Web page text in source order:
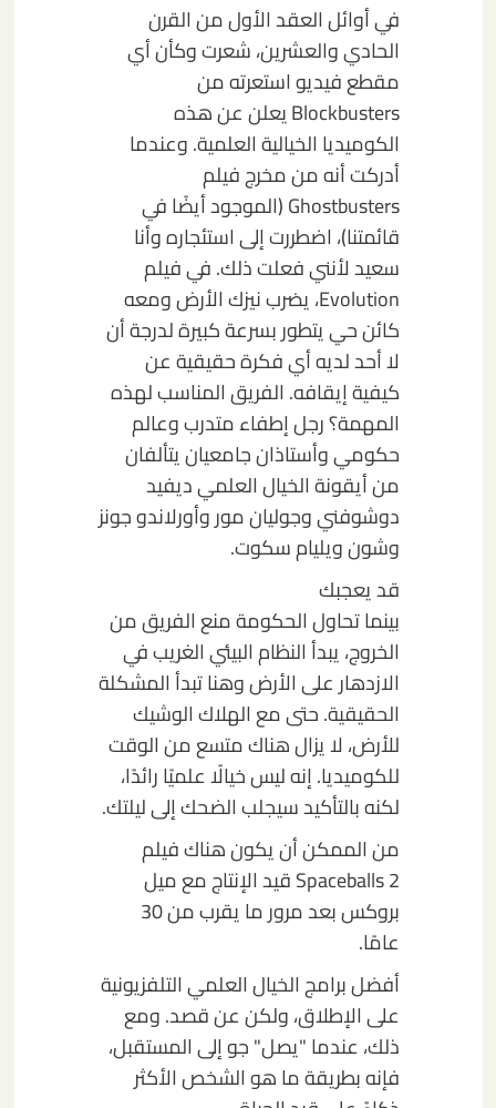
في أوائل العقد الأول من القرن
الحادي والعشرين، شعرت وكأن أي
مقطع فيديو استعرته من
Blockbusters يعلن عن هذه
الكوميديا الخيالية العلمية. وعندما
أدركت أنه من مخرج فيلم
Ghostbusters (الموجود أيضًا في
قائمتنا)، اضطررت إلى استئجاره وأنا
سعيد لأنني فعلت ذلك. في فيلم
Evolution، يضرب نيزك الأرض ومعه
كائن حي يتطور بسرعة كبيرة لدرجة أن
لا أحد لديه أي فكرة حقيقية عن
كيفية إيقافه. الفريق المناسب لهذه
المهمة؟ رجل إطفاء متدرب وعالم
حكومي وأستاذان جامعيان يتألفان
من أيقونة الخيال العلمي ديفيد
دوشوفني وجوليان مور وأورلاندو جونز
وشون ويليام سكوت.
قد يعجبك
بينما تحاول الحكومة منع الفريق من
الخروج، يبدأ النظام البيئي الغريب في
الازدهار على الأرض وهنا تبدأ المشكلة
الحقيقية. حتى مع الهلاك الوشيك
للأرض، لا يزال هناك متسع من الوقت
للكوميديا. إنه ليس خيالًا علميًا رائدًا،
لكنه بالتأكيد سيجلب الضحك إلى ليلتك.
من الممكن أن يكون هناك فيلم
Spaceballs 2 قيد الإنتاج مع ميل
بروكس بعد مرور ما يقرب من 30
عامًا.
أفضل برامج الخيال العلمي التلفزيونية
على الإطلاق، ولكن عن قصد. ومع
ذلك، عندما "يصل" جو إلى المستقبل،
فإنه بطريقة ما هو الشخص الأكثر